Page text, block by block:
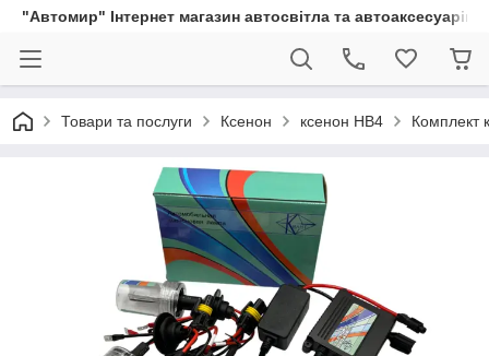
"Автомир" Інтернет магазин автосвітла та автоаксесуарів
Товари та послуги Ксенон ксенон HB4 Комплект